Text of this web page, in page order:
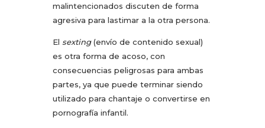
malintencionados discuten de forma
agresiva para lastimar a la otra persona.
El sexting(envío de contenido sexual)
es otra forma de acoso, con
consecuencias peligrosas para ambas
partes, ya que puede terminar siendo
utilizado para chantaje o convertirse en
pornografía infantil.